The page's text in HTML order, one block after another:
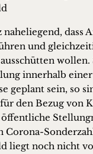
naheliegend, dass
und
innerhalb einer
geplant sein, so
den Bezug von
Corona-
liegt noch nicht